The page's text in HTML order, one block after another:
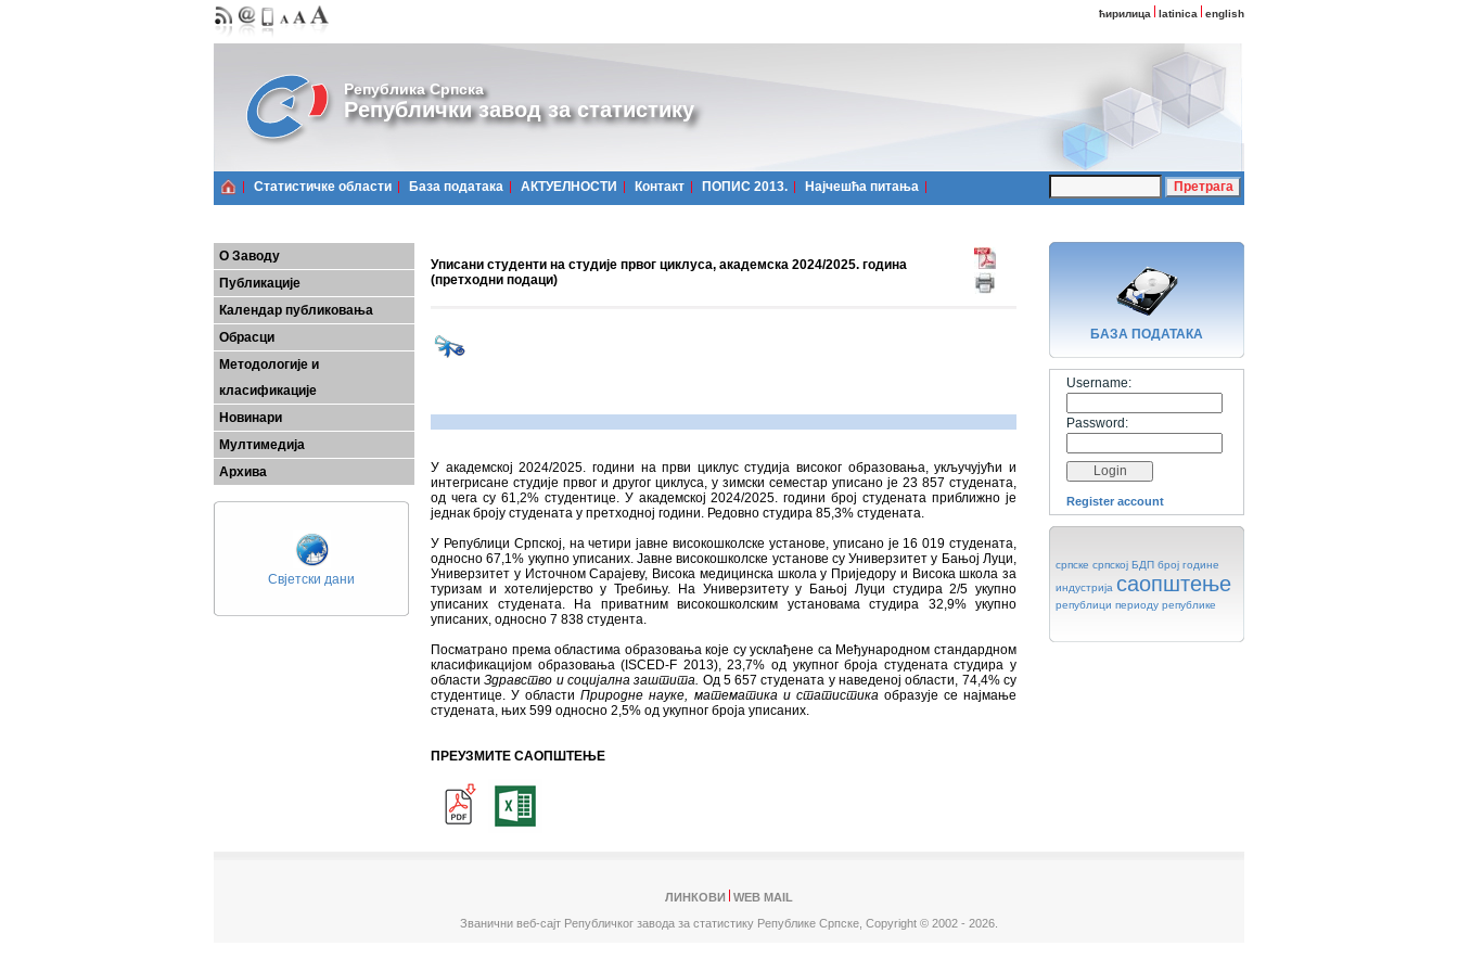
ћирилица latinica english
Република Српска
Републички завод за статистику
Статистичке области Базa података АКТУЕЛНОСТИ Контакт ПОПИС 2013. Најчешћa питања
О Заводу
Публикације
Календар публиковања
Обрасци
Методологије и
класификације
Новинари
Мултимедија
Архива
Свјетски дани
Уписани студенти на студије првог циклуса, академска 2024/2025. година
(претходни подаци)
У академској 2024/2025. години на први циклус студија високог образовања, укључујући и
интегрисане студије првог и другог циклуса, у зимски семестар уписано је 23 857 студената,
од чега су 61,2% студентице. У академској 2024/2025. години број студената приближно је
једнак броју студената у претходној години. Редовно студира 85,3% студената.
У Републици Српској, на четири јавне високошколске установе, уписано је 16 019 студената,
односно 67,1% укупно уписаних. Јавне високошколске установе су Универзитет у Бањој Луци,
Универзитет у Источном Сарајеву, Висока медицинска школа у Приједору и Висока школа за
туризам и хотелијерство у Требињу. На Универзитету у Бањој Луци студира 2/5 укупно
уписаних студената. На приватним високошколским установама студира 32,9% укупно
уписаних, односно 7 838 студента.
Посматрано према областима образовања које су усклађене са Међународном стандардном
класификацијом образовања (ISCED-F 2013), 23,7% од укупног броја студената студира у
областиЗдравство и социјална заштита. Од 5 657 студената у наведеној области, 74,4% су
студентице. У областиПриродне науке, математика и статистика образује се најмање
студената, њих 599 односно 2,5% од укупног броја уписаних.
ПРЕУЗМИТЕ САОПШТЕЊЕ
БАЗA ПОДАТАКА
Username:
Password:
Register account
српске српској БДП број године
индустрија саопштење
републици периоду републике
ЛИНКОВИ
WEB MAIL
Званични веб-сајт Републичког завода за статистику Републике Српске, Copyright © 2002 - 2026.